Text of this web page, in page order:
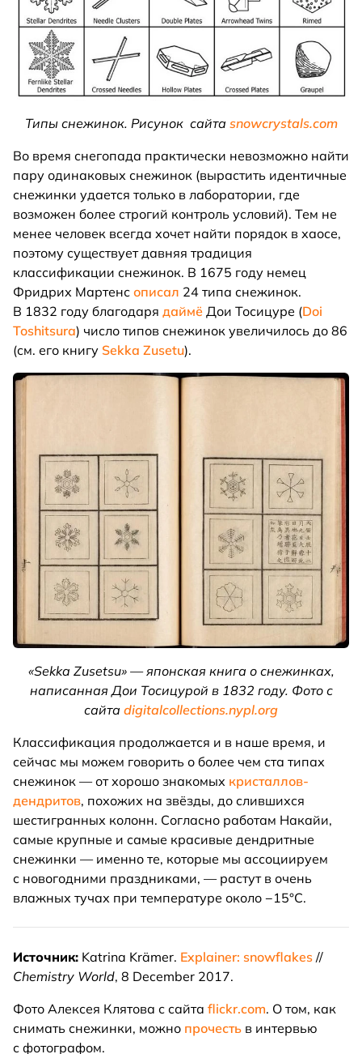
Типы снежинок. Рисунок сайта snowсrystals.com
Во время снегопада практически невозможно найти
пару одинаковых снежинок (вырастить идентичные
снежинки удается только в лаборатории, где
возможен более строгий контроль условий). Тем не
менее человек всегда хочет найти порядок в хаосе,
поэтому существует давняя традиция
классификации снежинок. В 1675 году немец
Фридрих Мартенс описал 24 типа снежинок.
В 1832 году благодаря даймё Дои Тосицуре (Doi
Toshitsura) число типов снежинок увеличилось до 86
(см. его книгу Sekka Zusetu).
«Sekka Zusetsu» — японская книга о снежинках,
написанная Дои Тосицурой в 1832 году. Фото с
сайта digitalcollections.nypl.org
Классификация продолжается и в наше время, и
сейчас мы можем говорить о более чем ста типах
снежинок — от хорошо знакомых кристаллов-
дендритов, похожих на звёзды, до слившихся
шестигранных колонн. Согласно работам Накайи,
самые крупные и самые красивые дендритные
снежинки — именно те, которые мы ассоциируем
с новогодними праздниками, — растут в очень
влажных тучах при температуре около −15°C.
Источник: Katrina Krämer. Explainer: snowflakes //
Chemistry World, 8 December 2017.
Фото Алексея Клятова с сайта flickr.com. О том, как
снимать снежинки, можно прочесть в интервью
с фотографом.